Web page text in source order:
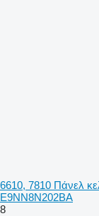
6610, 7810 Πάνελ
E9NN8N202BA
8